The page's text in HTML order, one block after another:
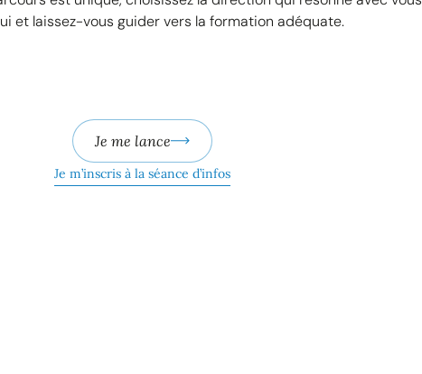
et laissez-vous guider vers la formation adéquate.
Je me lance
Je m’inscris à la séance d’infos